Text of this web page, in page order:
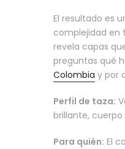
El resultado es
complejidad en
revela capas
preguntas qué
Colombia y por
Perfil de taza:
brillante,
Para quién: El